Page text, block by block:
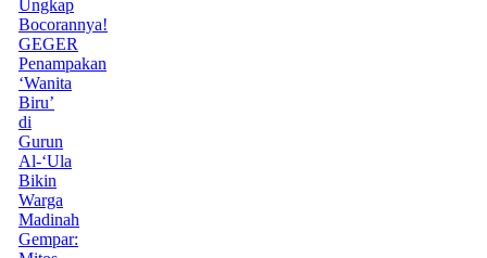
Ungkap
Bocorannya!
GEGER
Penampakan
‘Wanita
Biru’
di
Gurun
Al-‘Ula
Bikin
Warga
Madinah
Gempar: